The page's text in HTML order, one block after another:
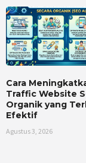
Cara
Traffic Website
Organik yang
Efektif
Agustus 3, 2026